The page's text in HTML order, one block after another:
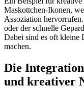
Maskottchen-Ikonen,
Assoziation
oder der schnelle
Dabei sind es oft kleine
machen.
Die
und kreativer